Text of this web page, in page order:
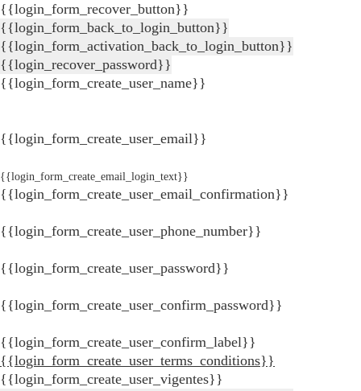
{{login_form_recover_button}}
{{login_form_back_to_login_button}}
{{login_form_activation_back_to_login_button}}
{{login_recover_password}}
{{login_form_create_user_name}}
{{login_form_create_user_email}}
{{login_form_create_email_login_text}}
{{login_form_create_user_email_confirmation}}
{{login_form_create_user_phone_number}}
{{login_form_create_user_password}}
{{login_form_create_user_confirm_password}}
{{login_form_create_user_confirm_label}}
{{login_form_create_user_terms_conditions}}
{{login_form_create_user_vigentes}}